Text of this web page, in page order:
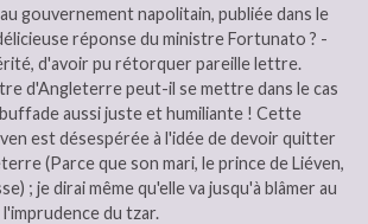
gouvernement napolitain, publiée dans le
réponse du ministre Fortunato ? -
d'avoir pu rétorquer pareille lettre.
d'Angleterre peut-il se mettre dans le cas
aussi juste et humiliante ! Cette
est désespérée à l'idée de devoir quitter
(Parce que son mari, le prince de Liéven,
; je dirai même qu'elle va jusqu'à blâmer au
du tzar.